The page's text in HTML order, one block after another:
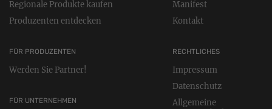
Regionale Produkte kaufen
Produzenten entdecken
FÜR PRODUZENTEN
Werden Sie Partner!
FÜR UNTERNEHMEN
RECHTLICHES
Impressum
Datenschutz
Allgemeine
Manifest
Kontakt